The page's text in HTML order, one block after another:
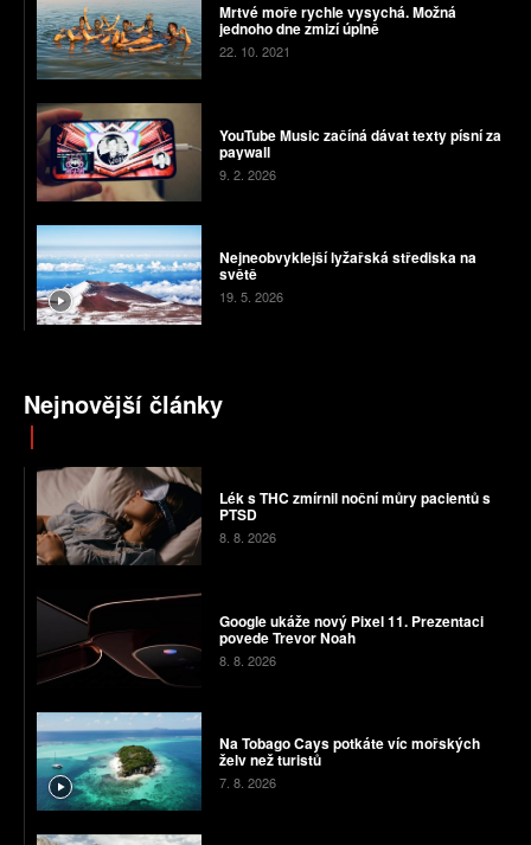
Mrtvé moře rychle vysychá. Možná
jednoho dne zmizí úplně
22. 10. 2021
YouTube Music začíná dávat texty písní za
paywall
9. 2. 2026
Nejneobvyklejší lyžařská střediska na
světě
19. 5. 2026
Nejnovější články
Lék s THC zmírnil noční můry pacientů s
PTSD
8. 8. 2026
Google ukáže nový Pixel 11. Prezentaci
povede Trevor Noah
8. 8. 2026
Na Tobago Cays potkáte víc mořských
želv než turistů
7. 8. 2026